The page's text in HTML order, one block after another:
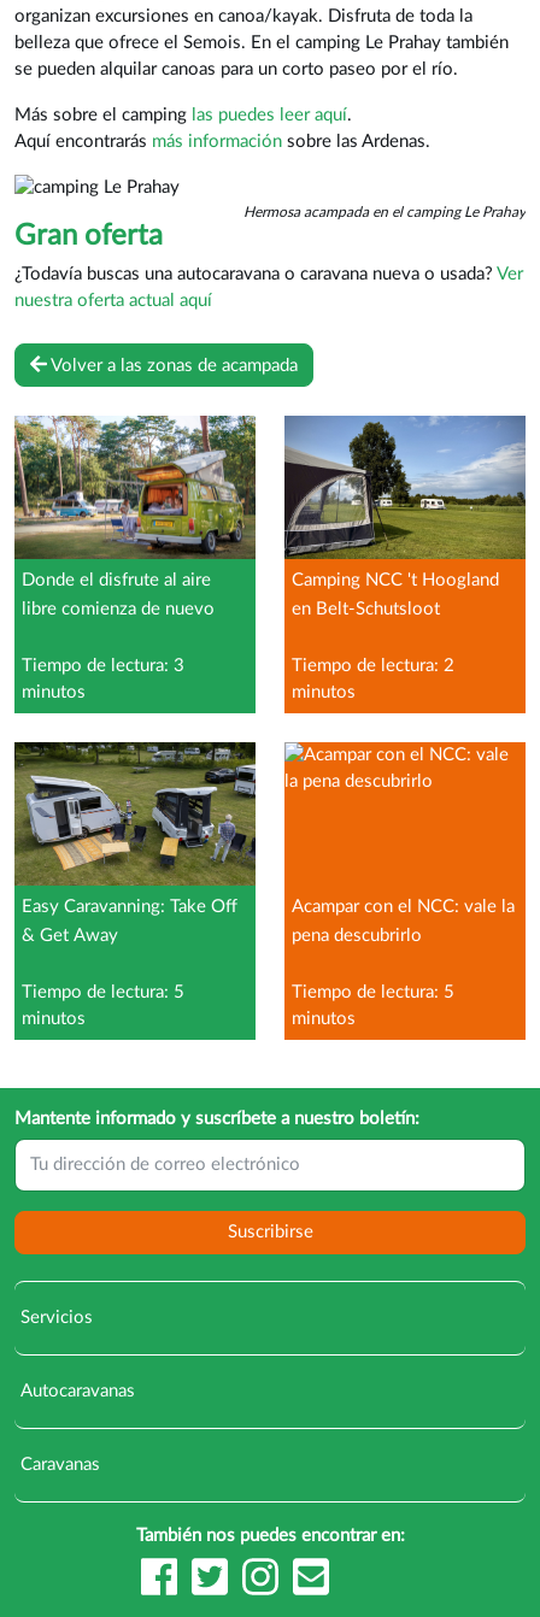
organizan excursiones en canoa/kayak. Disfruta de toda la
belleza que ofrece el Semois. En el camping Le Prahay también
se pueden alquilar canoas para un corto paseo por el río.
Más sobre el camping las puedes leer aquí.
Aquí encontrarás más información sobre las Ardenas.
Hermosa acampada en el camping Le Prahay
Gran oferta
¿Todavía buscas una autocaravana o caravana nueva o usada? Ver
nuestra oferta actual aquí
Volver a las zonas de acampada
Donde el disfrute al aire
libre comienza de nuevo
Tiempo de lectura: 3
minutos
Camping NCC 't Hoogland
en Belt-Schutsloot
Tiempo de lectura: 2
minutos
Easy Caravanning: Take Off
& Get Away
Tiempo de lectura: 5
minutos
Acampar con el NCC: vale la
pena descubrirlo
Tiempo de lectura: 5
minutos
Mantente informado y suscríbete a nuestro boletín:
Suscribirse
Servicios
Autocaravanas
Caravanas
También nos puedes encontrar en: